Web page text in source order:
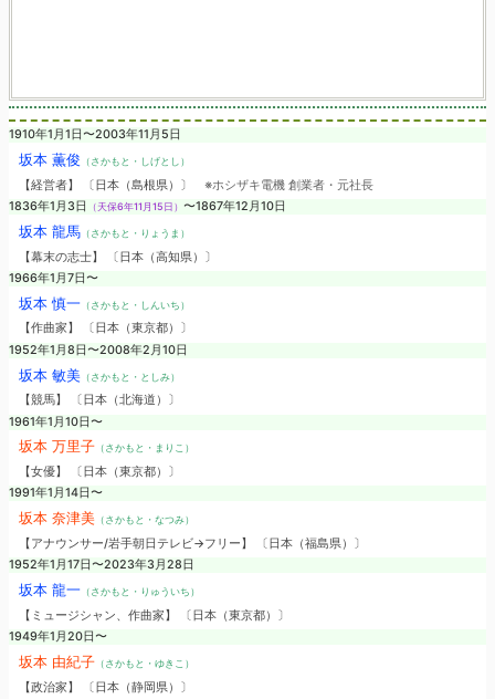
1910年1月1日〜2003年11月5日
坂本 薫俊 （さかもと・しげとし）
【経営者】 〔日本（島根県）〕 ※ホシザキ電機 創業者・元社長
1836年1月3日
（天保6年11月15日） 〜1867年12月10日
坂本 龍馬（さかもと・りょうま）
【幕末の志士】 〔日本（高知県）〕
1966年1月7日〜
坂本 慎一（さかもと・しんいち）
【作曲家】 〔日本（東京都）〕
1952年1月8日〜2008年2月10日
坂本 敏美（さかもと・としみ）
【競馬】 〔日本（北海道）〕
1961年1月10日〜
坂本 万里子（さかもと・まりこ）
【女優】 〔日本（東京都）〕
1991年1月14日〜
坂本 奈津美（さかもと・なつみ）
【アナウンサー/岩手朝日テレビ→フリー】 〔日本（福島県）〕
1952年1月17日〜2023年3月28日
坂本 龍一（さかもと・りゅういち）
【ミュージシャン、作曲家】 〔日本（東京都）〕
1949年1月20日〜
坂本 由紀子（さかもと・ゆきこ）
【政治家】 〔日本（静岡県）〕